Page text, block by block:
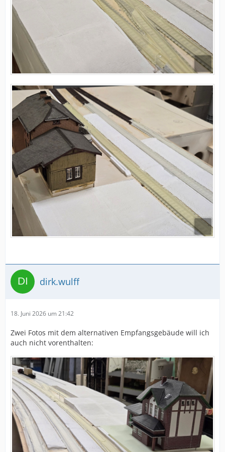
dirk.wulff
18. Juni 2026 um 21:42
Zwei Fotos mit dem alternativen Empfangsgebäude will ich
auch nicht vorenthalten: